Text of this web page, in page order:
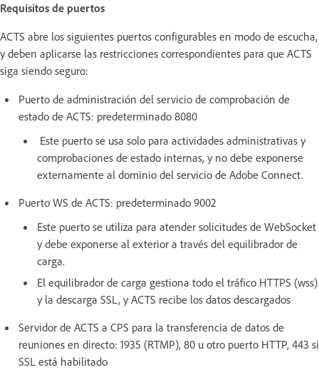
Requisitos de puertos
ACTS abre los siguientes puertos configurables en modo de escucha,
y deben aplicarse las restricciones correspondientes para que ACTS
siga siendo seguro:
Puerto de administración del servicio de comprobación de
estado de ACTS: predeterminado 8080
Este puerto se usa solo para actividades administrativas y
comprobaciones de estado internas, y no debe exponerse
externamente al dominio del servicio de Adobe Connect.
Puerto WS de ACTS: predeterminado 9002
Este puerto se utiliza para atender solicitudes de WebSocket
y debe exponerse al exterior a través del equilibrador de
carga.
El equilibrador de carga gestiona todo el tráfico HTTPS (wss)
y la descarga SSL, y ACTS recibe los datos descargados
Servidor de ACTS a CPS para la transferencia de datos de
reuniones en directo: 1935 (RTMP), 80 u otro puerto HTTP, 443 si
SSL está habilitado